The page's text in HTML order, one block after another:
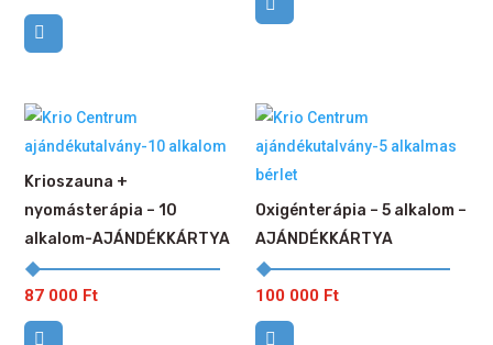
Krioszauna +
nyomásterápia – 10
alkalom-AJÁNDÉKKÁRTYA
87 000 Ft
Oxigénterápia – 5 alkalom –
AJÁNDÉKKÁRTYA
100 000 Ft